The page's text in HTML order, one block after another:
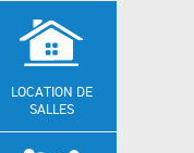
LOCATION DE
SALLES